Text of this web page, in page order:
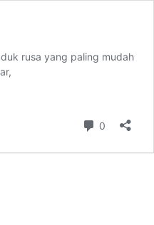
rusa yang paling mudah
0 Komentar